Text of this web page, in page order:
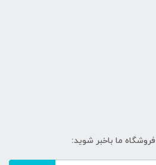
ما باخبر شوید: